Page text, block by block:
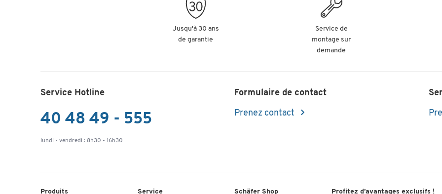
Jusqu'à 30 ans
de garantie
Service de
montage sur
demande
Service Hotline
40 48 49 - 555
lundi - vendredi : 8h30 - 16h30
Formulaire de contact
Prenez contact
Produits Service Schäfer Shop Profitez d’avantages exclusifs !